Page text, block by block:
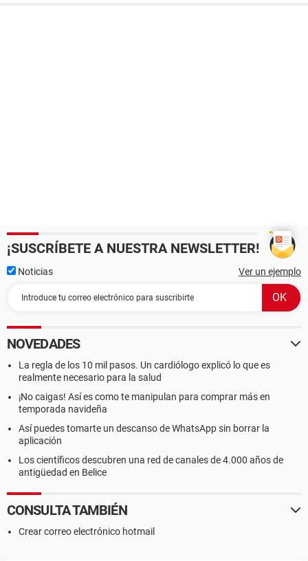
¡SUSCRÍBETE A NUESTRA NEWSLETTER!
Noticias Ver un ejemplo
NOVEDADES
La regla de los 10 mil pasos. Un cardiólogo explicó lo que es
realmente necesario para la salud
¡No caigas! Así es como te manipulan para comprar más en
temporada navideña
Así puedes tomarte un descanso de WhatsApp sin borrar la
aplicación
Los científicos descubren una red de canales de 4.000 años de
antigüedad en Belice
CONSULTA TAMBIÉN
Crear correo electrónico hotmail